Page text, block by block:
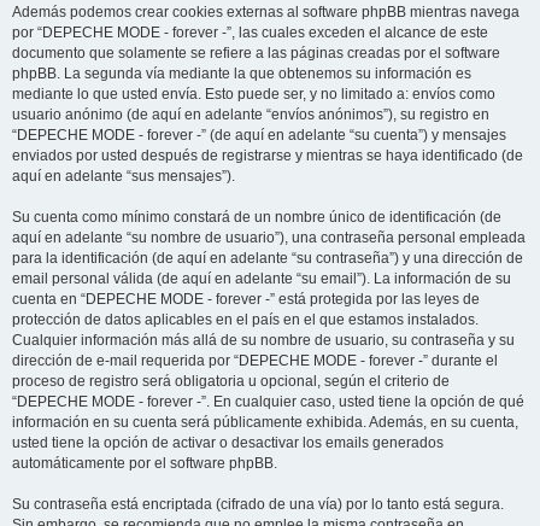
Además podemos crear cookies externas al software phpBB mientras navega
por “DEPECHE MODE - forever -”, las cuales exceden el alcance de este
documento que solamente se refiere a las páginas creadas por el software
phpBB. La segunda vía mediante la que obtenemos su información es
mediante lo que usted envía. Esto puede ser, y no limitado a: envíos como
usuario anónimo (de aquí en adelante “envíos anónimos”), su registro en
“DEPECHE MODE - forever -” (de aquí en adelante “su cuenta”) y mensajes
enviados por usted después de registrarse y mientras se haya identificado (de
aquí en adelante “sus mensajes”).
Su cuenta como mínimo constará de un nombre único de identificación (de
aquí en adelante “su nombre de usuario”), una contraseña personal empleada
para la identificación (de aquí en adelante “su contraseña”) y una dirección de
email personal válida (de aquí en adelante “su email”). La información de su
cuenta en “DEPECHE MODE - forever -” está protegida por las leyes de
protección de datos aplicables en el país en el que estamos instalados.
Cualquier información más allá de su nombre de usuario, su contraseña y su
dirección de e-mail requerida por “DEPECHE MODE - forever -” durante el
proceso de registro será obligatoria u opcional, según el criterio de
“DEPECHE MODE - forever -”. En cualquier caso, usted tiene la opción de qué
información en su cuenta será públicamente exhibida. Además, en su cuenta,
usted tiene la opción de activar o desactivar los emails generados
automáticamente por el software phpBB.
Su contraseña está encriptada (cifrado de una vía) por lo tanto está segura.